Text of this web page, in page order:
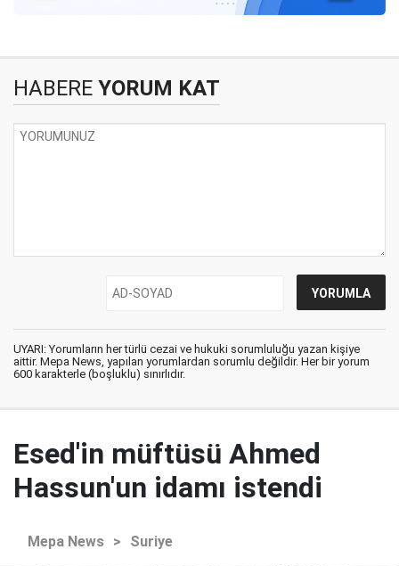
HABERE YORUM KAT
UYARI: Yorumların her türlü cezai ve hukuki sorumluluğu yazan kişiye
aittir. Mepa News, yapılan yorumlardan sorumlu değildir. Her bir yorum
600 karakterle (boşluklu) sınırlıdır.
Esed'in müftüsü Ahmed
Hassun'un idamı istendi
Mepa News > Suriye